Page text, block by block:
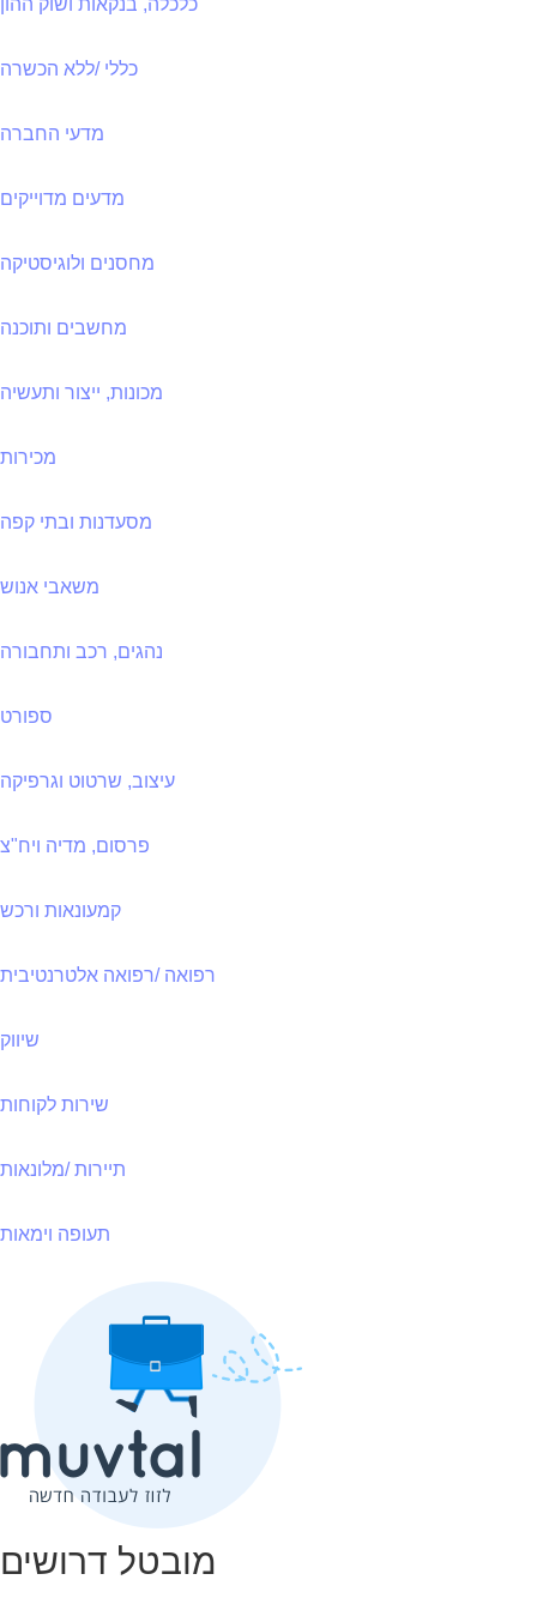
כללי /ללא הכשרה
מדעי החברה
מדעים מדוייקים
מחסנים ולוגיסטיקה
מחשבים ותוכנה
מכונות, ייצור ותעשיה
מכירות
מסעדנות ובתי קפה
משאבי אנוש
נהגים, רכב ותחבורה
ספורט
עיצוב, שרטוט וגרפיקה
פרסום, מדיה ויח"צ
קמעונאות ורכש
רפואה /רפואה אלטרנטיבית
שיווק
שירות לקוחות
תיירות /מלונאות
תעופה וימאות
מובטל דרושים